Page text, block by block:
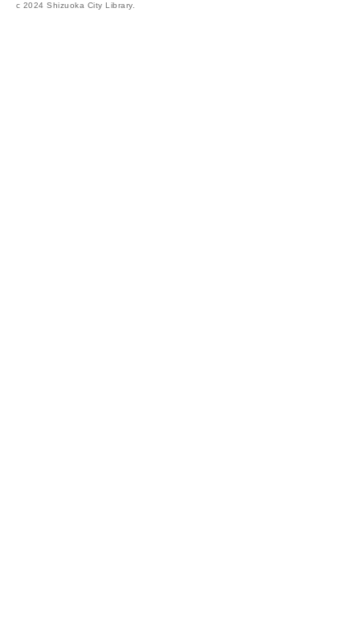
c 2024 Shizuoka City Library.